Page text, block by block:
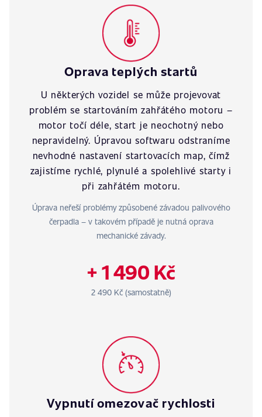
Oprava teplých startů
U některých vozidel se může projevovat
problém se startováním zahřátého motoru –
motor točí déle, start je neochotný nebo
nepravidelný. Úpravou softwaru odstraníme
nevhodné nastavení startovacích map, čímž
zajistíme rychlé, plynulé a spolehlivé starty i
při zahřátém motoru.
Úprava neřeší problémy způsobené závadou palivového
čerpadla – v takovém případě je nutná oprava
mechanické závady.
+ 1 490 Kč
2 490 Kč (samostatně)
Vypnutí omezovač rychlosti